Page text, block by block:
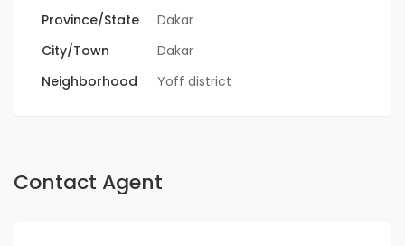
Province/State
Dakar
City/Town
Dakar
Neighborhood
Yoff district
Contact Agent